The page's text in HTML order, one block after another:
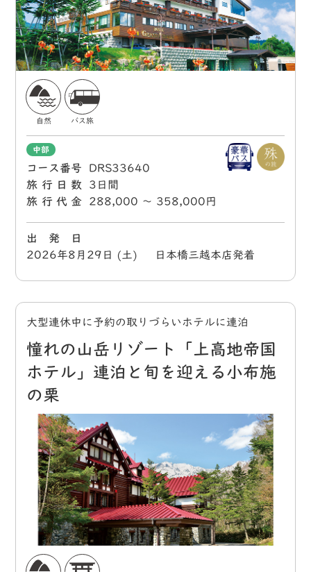
自然 バス旅
中部
コース番号
DRS33640
旅行日数
3日間
旅行代金
288,000 〜 358,000円
出 発 日
2026年8月29日 (土) 日本橋三越本店発着
大型連休中に予約の取りづらいホテルに連泊
憧れの山岳リゾート「上高地帝国
ホテル」連泊と旬を迎える小布施
の栗